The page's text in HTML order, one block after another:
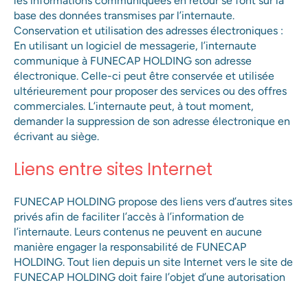
base des données transmises par l’internaute.
Conservation et utilisation des adresses électroniques :
En utilisant un logiciel de messagerie, l’internaute
communique à FUNECAP HOLDING son adresse
électronique. Celle-ci peut être conservée et utilisée
ultérieurement pour proposer des services ou des offres
commerciales. L’internaute peut, à tout moment,
demander la suppression de son adresse électronique en
écrivant au siège.
Liens entre sites Internet
FUNECAP HOLDING propose des liens vers d’autres sites
privés afin de faciliter l’accès à l’information de
l’internaute. Leurs contenus ne peuvent en aucune
manière engager la responsabilité de FUNECAP
HOLDING. Tout lien depuis un site Internet vers le site de
FUNECAP HOLDING doit faire l’objet d’une autorisation